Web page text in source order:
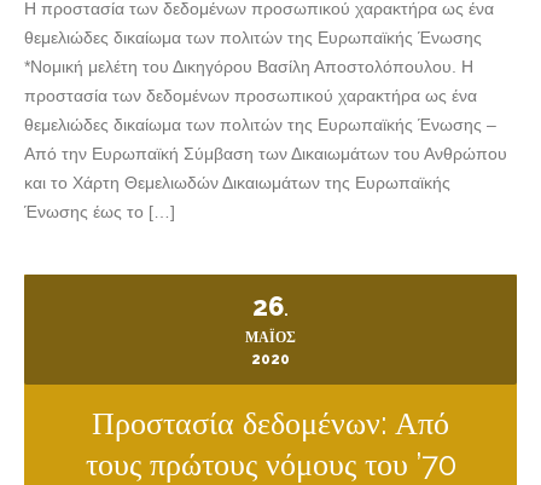
Η προστασία των δεδομένων προσωπικού χαρακτήρα ως ένα
θεμελιώδες δικαίωμα των πολιτών της Ευρωπαϊκής Ένωσης
*Νομική μελέτη του Δικηγόρου Βασίλη Αποστολόπουλου. Η
προστασία των δεδομένων προσωπικού χαρακτήρα ως ένα
θεμελιώδες δικαίωμα των πολιτών της Ευρωπαϊκής Ένωσης –
Από την Ευρωπαϊκή Σύμβαση των Δικαιωμάτων του Ανθρώπου
και το Χάρτη Θεμελιωδών Δικαιωμάτων της Ευρωπαϊκής
Ένωσης έως το […]
26.
ΜΆΙΟΣ
2020
Προστασία δεδομένων: Από
τους πρώτους νόμους του ’70